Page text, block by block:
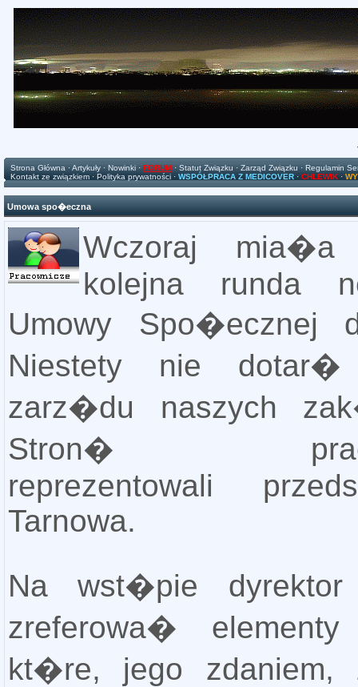
Strona Główna ·Artykuły · Nowinki · FORUM · Statut Związku · Zarząd Związku · Regulamin
Kontakt ze związkiem · Polityka prywatności · WSPÓŁPRACA Z MEDICOVER · CHLEWIK ·
Umowa spo�eczna
Wczoraj mia�a
kolejna runda
Umowy Spo�ecznej
Niestety nie
zarz�du naszych
Stron�
reprezentowali
Tarnowa.
Na wst�pie dyrektor
zreferowa� elementy
kt�re, jego zdaniem,